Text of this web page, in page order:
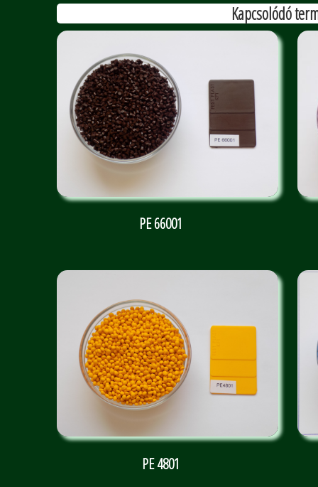
Kapcsolódó
PE 66001
PE 4801